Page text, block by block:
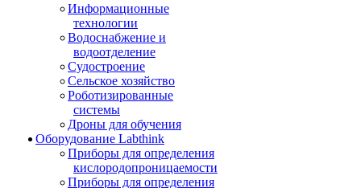
Информационные
технологии
Водоснабжение и
водоотделение
Судостроение
Сельское хозяйство
Роботизированные
системы
Дроны для обучения
Оборудование Labthink
Приборы для определения
кислородопроницаемости
Приборы для определения